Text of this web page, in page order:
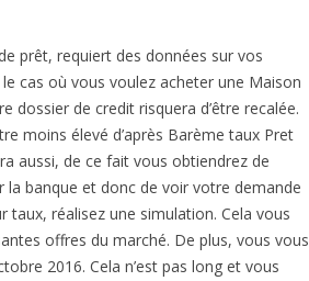
prêt, requiert des données sur vos
cas où vous voulez acheter une Maison
dossier de credit risquera d’être recalée.
moins élevé d’après Barème taux Pret
aussi, de ce fait vous obtiendrez de
la banque et donc de voir votre demande
taux, réalisez une simulation. Cela vous
offres du marché. De plus, vous vous
2016. Cela n’est pas long et vous